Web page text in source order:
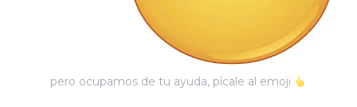
pero ocupamos de tu ayuda, pícale al emoji